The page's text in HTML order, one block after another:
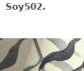
Soy502.